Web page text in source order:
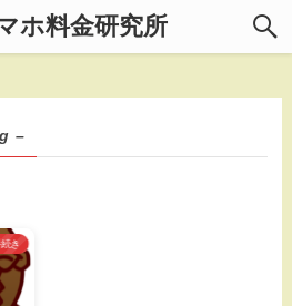
ホ料金研究所
–
き